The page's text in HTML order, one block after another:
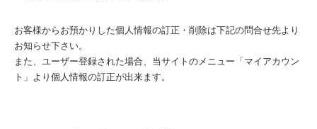
お客様からお預かりした個人情報の訂正・削除は下記の問合せ先より
お知らせ下さい。
また、ユーザー登録された場合、当サイトのメニュー「マイアカウン
ト」より個人情報の訂正が出来ます。